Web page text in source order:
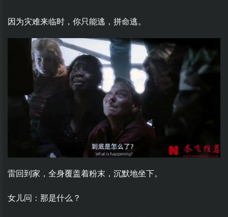
因为灾难来临时，你只能逃，拼命逃。
雷回到家，全身覆盖着粉末，沉默地坐下。
女儿问：那是什么？